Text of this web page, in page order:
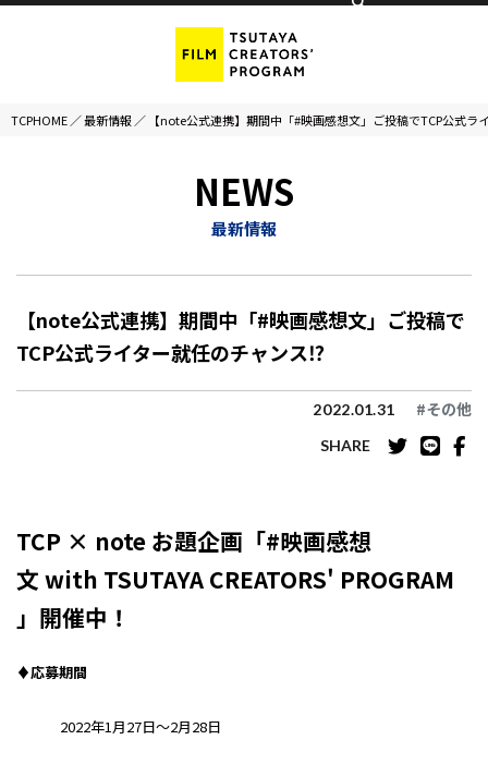
TCPHOME ／最新情報 ／ 【note公式連携】期間中「#映画感想文」ご投稿でTCP公式ラ
NEWS
最新情報
【note公式連携】期間中「#映画感想文」ご投稿で
TCP公式ライター就任のチャンス⁉
2022.01.31 #その他
SHARE
TCP × note お題企画「#映画感想
文 with TSUTAYA CREATORS' PROGRAM
」開催中！
♦︎応募期間
2022年1月27日〜2月28日